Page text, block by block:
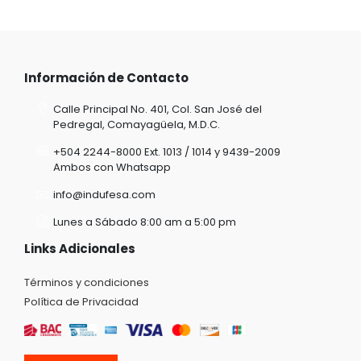
Información de Contacto
Calle Principal No. 401, Col. San José del
Pedregal, Comayagüela, M.D.C.
+504 2244-8000 Ext. 1013 / 1014 y 9439-2009
Ambos con Whatsapp
info@indufesa.com
Lunes a Sábado 8:00 am a 5:00 pm
Links Adicionales
Términos y condiciones
Política de Privacidad